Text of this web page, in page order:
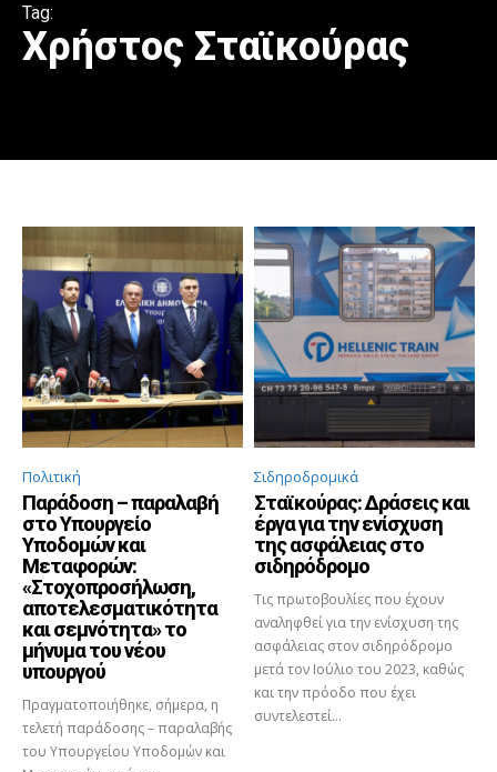
Tag:
Χρήστος Σταϊκούρας
Πολιτική
Παράδοση – παραλαβή
στο Υπουργείο
Υποδομών και
Μεταφορών:
«Στοχοπροσήλωση,
αποτελεσματικότητα
και σεμνότητα» το
μήνυμα του νέου
υπουργού
Πραγματοποιήθηκε, σήμερα, η
τελετή παράδοσης – παραλαβής
του Υπουργείου Υποδομών και
Σιδηροδρομικά
Σταϊκούρας: Δράσεις και
έργα για την ενίσχυση
της ασφάλειας στο
σιδηρόδρομο
Τις πρωτοβουλίες που έχουν
αναληφθεί για την ενίσχυση της
ασφάλειας στον σιδηρόδρομο
μετά τον Ιούλιο του 2023, καθώς
και την πρόοδο που έχει
συντελεστεί...